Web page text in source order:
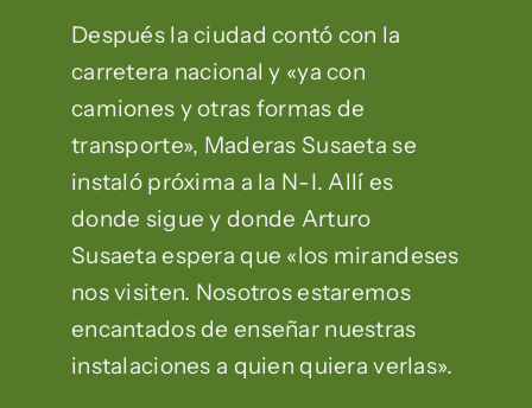
Después la ciudad contó con la
carretera nacional y «ya con
camiones y otras formas de
transporte», Maderas Susaeta se
instaló próxima a la N-I. Allí es
donde sigue y donde Arturo
Susaeta espera que «los mirandeses
nos visiten. Nosotros estaremos
encantados de enseñar nuestras
instalaciones a quien quiera verlas».